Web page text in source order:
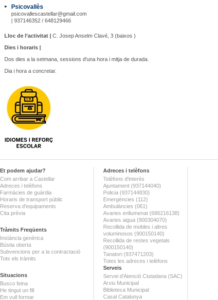
Psicovallès
psicovallescastellar@gmail.com
| 937146352 / 648129466
Lloc de l’activitat |C. Josep Anselm Clavé, 3 (baixos )
Dies i horaris |
Dos dies a la setmana, sessions d'una hora i mitja de durada.
Dia i hora a concretar.
Et podem ajudar?
Com arribar a Castellar
Adreces i telèfons
Farmàcies de guàrdia
Horaris de transport públic
Reserva d'equipaments
Cita prèvia
Tràmits Freqüents
Instància genèrica
Bústia oberta
Subvencions per a la contractació
Tots els tràmits
Situacions
Busco feina
He tingut un fill
Em vull formar
Adreces i telèfons
Telèfons d'interès
Ajuntament (937144040)
Policia (937144830)
Emergències (112)
Ambulàncies (061)
Avaries enllumenat (686216138)
Avaries aigua (900304070)
Recollida de mobles i altres
voluminosos (900150140)
Recollida de restes vegetals
(900150140)
Tanatori (937471203)
Totes les adreces i telèfons
Serveis
Servei d'Atenció Ciutadana (SAC)
Arxiu Municipal
Biblioteca Municipal
Casal Catalunya